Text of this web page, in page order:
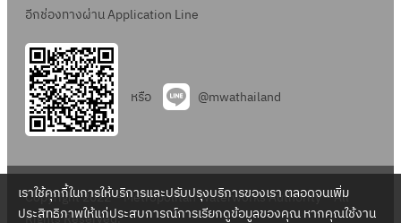
อีกช่องทางผ่าน Application Line
หรือ @mwathailand
Copyright 2022 – Metropolitan Waterworks Authority – All
เราใช้คุกกี้ในการให้บริการและปรับปรุงบริการของเรา ตลอดจนเพิ่ม
ประสิทธิภาพให้แก่ประสบการณ์การเรียกดูข้อมูลของคุณ หากคุณใช้งาน